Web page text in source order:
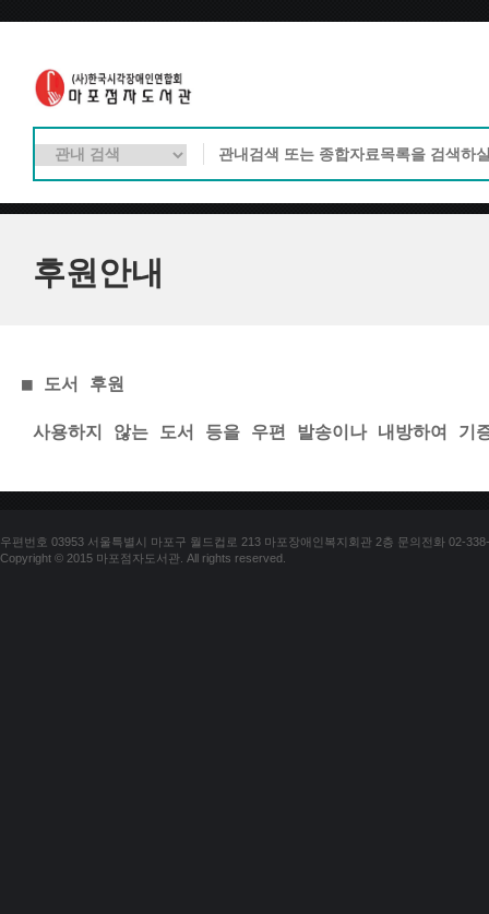
후원안내
■ 도서 후원
사용하지 않는 도서 등을 우편 발송이나 내방하여 기
우편번호 03953 서울특별시 마포구 월드컵로 213 마포장애인복지회관 2층 문의전화 02-
Copyright © 2015 마포점자도서관. All rights reserved.